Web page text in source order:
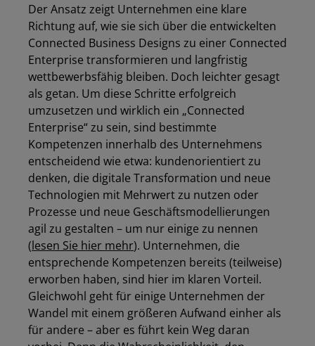
Der Ansatz zeigt Unternehmen eine klare
Richtung auf, wie sie sich über die entwickelten
Connected Business Designs zu einer Connected
Enterprise transformieren und langfristig
wettbewerbsfähig bleiben. Doch leichter gesagt
als getan. Um diese Schritte erfolgreich
umzusetzen und wirklich ein „Connected
Enterprise“ zu sein, sind bestimmte
Kompetenzen innerhalb des Unternehmens
entscheidend wie etwa: kundenorientiert zu
denken, die digitale Transformation und neue
Technologien mit Mehrwert zu nutzen oder
Prozesse und neue Geschäftsmodellierungen
agil zu gestalten – um nur einige zu nennen
(lesen Sie hier mehr). Unternehmen, die
entsprechende Kompetenzen bereits (teilweise)
erworben haben, sind hier im klaren Vorteil.
Gleichwohl geht für einige Unternehmen der
Wandel mit einem größeren Aufwand einher als
für andere – aber es führt kein Weg daran